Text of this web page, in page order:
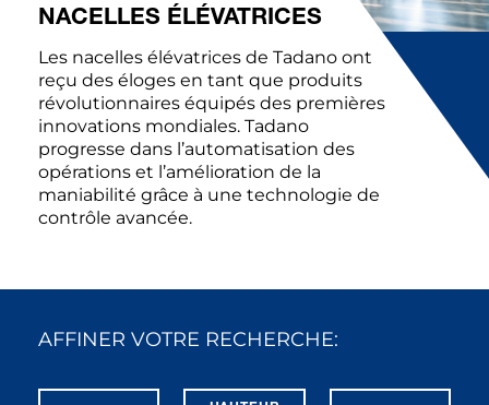
NACELLES ÉLÉVATRICES
Les nacelles élévatrices de Tadano ont
reçu des éloges en tant que produits
révolutionnaires équipés des premières
innovations mondiales. Tadano
progresse dans l’automatisation des
opérations et l’amélioration de la
maniabilité grâce à une technologie de
contrôle avancée.
AFFINER VOTRE RECHERCHE: